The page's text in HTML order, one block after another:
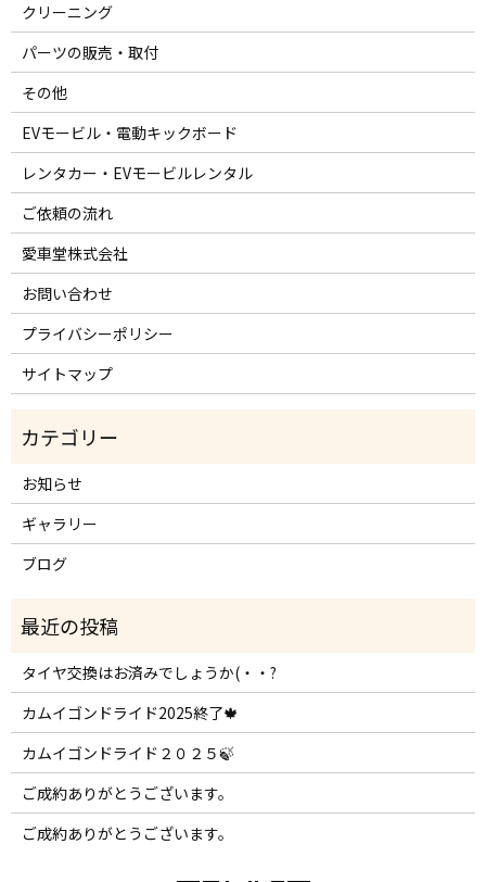
クリーニング
パーツの販売・取付
その他
EVモービル・電動キックボード
レンタカー・EVモービルレンタル
ご依頼の流れ
愛車堂株式会社
お問い合わせ
プライバシーポリシー
サイトマップ
お知らせ
ギャラリー
ブログ
タイヤ交換はお済みでしょうか(・・?
カムイゴンドライド2025終了🍁
カムイゴンドライド２０２５🍃
ご成約ありがとうございます。
ご成約ありがとうございます。